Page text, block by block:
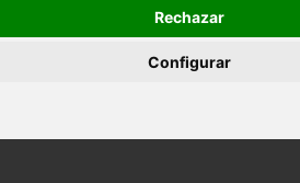
Rechazar
Configurar
bancos y aseguradoras ofrece una
, los cuales estan enfocados a ser
habientes, esto para facilitar
independiente suele solicitar,
mensual, etc…